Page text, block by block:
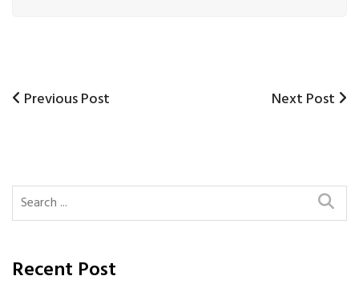
Post
Previous
Previous Post
Next
Next Post
Recent Post